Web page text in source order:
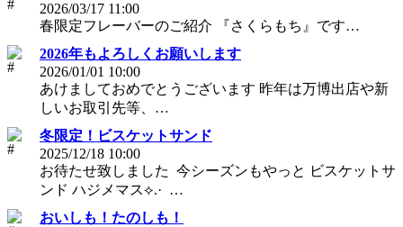
2026/03/17 11:00
春限定フレーバーのご紹介 『さくらもち』です…
2026年もよろしくお願いします
2026/01/01 10:00
あけましておめでとうございます 昨年は万博出店や新
しいお取引先等、…
冬限定！ビスケットサンド
2025/12/18 10:00
お待たせ致しました ⁡ 今シーズンもやっと ビスケットサ
ンド ハジメマス⟡.· ⁡ ⁡…
おいしも！たのしも！